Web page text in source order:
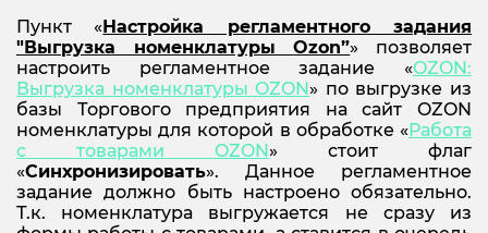
Пункт «Настройка регламентного задания
"Выгрузка номенклатурыOzon”» позволяет
настроить регламентное задание «OZON:
Выгрузка номенклатуры OZON» по выгрузке из
базы Торгового предприятия на сайт OZON
номенклатуры для которой в обработке «Работа
с товарами OZON» стоит флаг
«Синхронизировать». Данное регламентное
задание должно быть настроено обязательно.
Т.к. номенклатура выгружается не сразу из